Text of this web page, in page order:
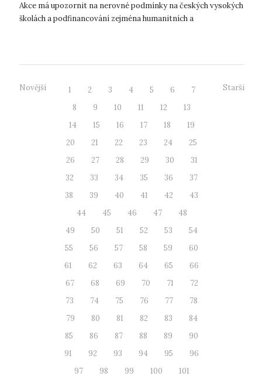
Akce má upozornit na nerovné podmínky na českých vysokých
školách a podfinancování zejména humanitních a
Novější 1 2 3 4 5 6
7
8
9 10 11 12
13
14
15 16 17 18
19
20
21 22 23 24
25
26
27 28 29 30
31
32
33 34 35 36
37
38
39 40 41 42
43
44
45 46 47
48
49
50 51 52 53
54
55
56 57 58 59
60
61
62 63 64 65
66
67
68 69 70 71
72
73
74 75 76 77
78
79
80 81 82 83
84
85
86 87 88 89
90
91
92 93 94 95
96
97
98 99 100
101
Starší